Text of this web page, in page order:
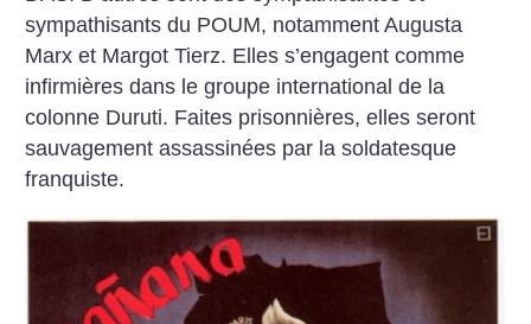
sympathisants du POUM, notamment Augusta
Marx et Margot Tierz. Elles s’engagent comme
infirmières dans le groupe international de la
colonne Duruti. Faites prisonnières, elles seront
sauvagement assassinées par la soldatesque
franquiste.